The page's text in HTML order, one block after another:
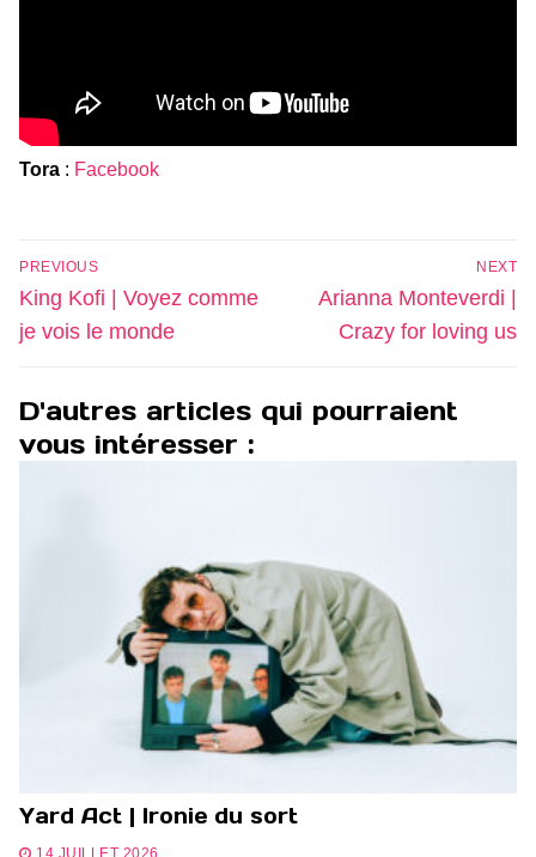
Tora : Facebook
Navigation
de
l’article
PREVIOUS
Previous
post:
King Kofi | Voyez comme
je vois le monde
NEXT
Next
post:
Arianna Monteverdi |
Crazy for loving us
D'autres articles qui pourraient
vous intéresser :
Yard Act | Ironie du sort
14 JUILLET 2026